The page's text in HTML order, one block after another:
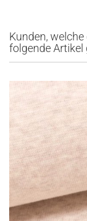
Kunden,
folgende Artikel